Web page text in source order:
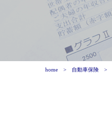
home 自動車保険